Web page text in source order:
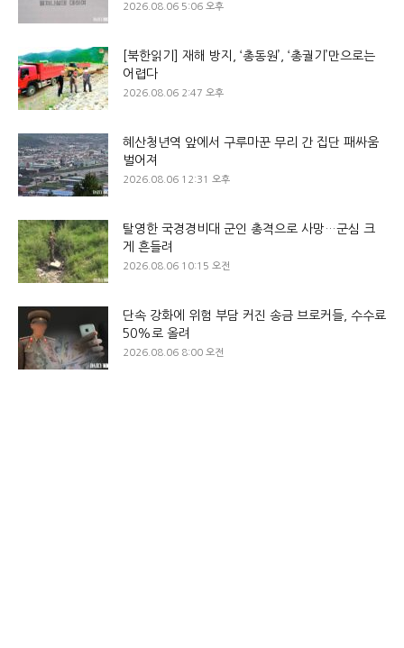
2026.08.06 5:06 오후
[북한읽기] 재해 방지, ‘총동원’, ‘총궐기’만으로는
어렵다
2026.08.06 2:47 오후
혜산청년역 앞에서 구루마꾼 무리 간 집단 패싸움
벌어져
2026.08.06 12:31 오후
탈영한 국경경비대 군인 총격으로 사망…군심 크
게 흔들려
2026.08.06 10:15 오전
단속 강화에 위험 부담 커진 송금 브로커들, 수수료
50%로 올려
2026.08.06 8:00 오전